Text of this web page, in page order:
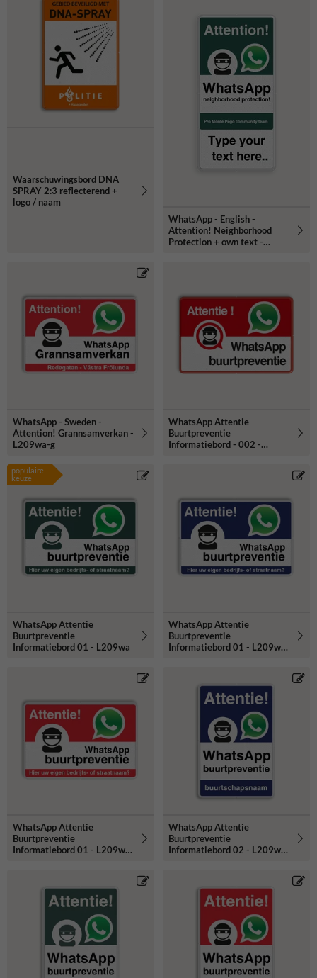
Waarschuwingsbord DNA
SPRAY 2:3 reflecterend +
logo / naam
WhatsApp - English -
Attention! Neighborhood
Protection + own text -
WhatsApp - Sweden -
Attention! Grannsamverkan -
L209wa-g
WhatsApp Attentie
Buurtpreventie
Informatiebord - 002 -
populaire
keuze
WhatsApp Attentie
Buurtpreventie
Informatiebord 01 - L209wa
WhatsApp Attentie
Buurtpreventie
Informatiebord 01 - L209wa-
WhatsApp Attentie
Buurtpreventie
Informatiebord 01 - L209wa-
WhatsApp Attentie
Buurtpreventie
Informatiebord 02 - L209wa-